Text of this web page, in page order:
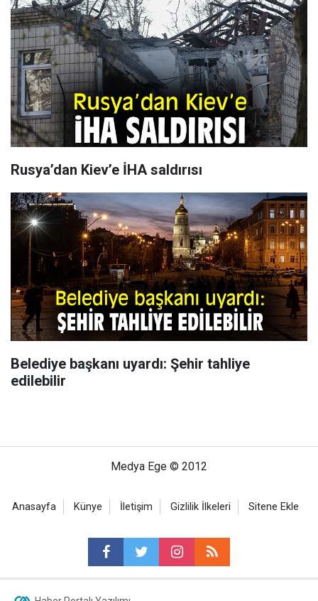
Rusya’dan Kiev’e İHA saldırısı
Belediye başkanı uyardı: Şehir tahliye
edilebilir
Medya Ege © 2012
Anasayfa Künye İletişim Gizlilik İlkeleri Sitene Ekle